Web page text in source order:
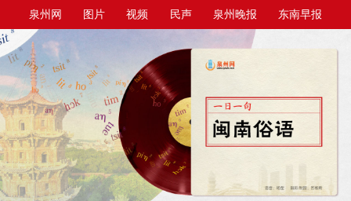
泉州网 图片 视频 民声 泉州晚报 东南早报